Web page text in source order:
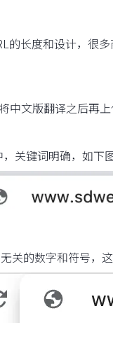
的长度和设计，很
中文版翻译之后再
关键词明确，如下
关的数字和符号，